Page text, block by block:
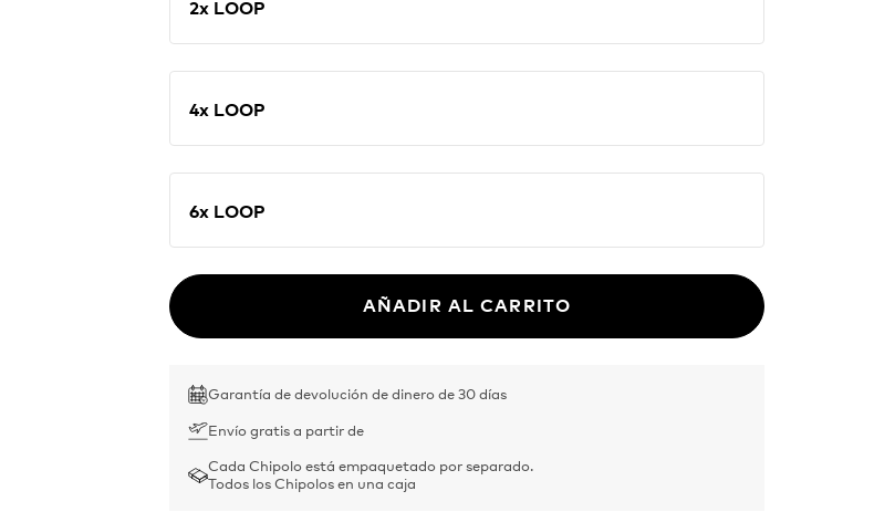
2x LOOP
4x LOOP
6x LOOP
AÑADIR AL CARRITO
Garantía de devolución de dinero de 30 días
Envío gratis a partir de
Cada Chipolo está empaquetado por separado.
Todos los Chipolos en una caja